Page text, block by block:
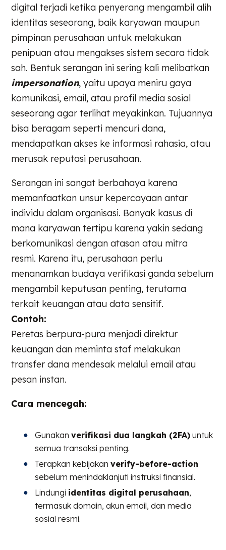
digital terjadi ketika penyerang mengambil alih
identitas seseorang, baik karyawan maupun
pimpinan perusahaan untuk melakukan
penipuan atau mengakses sistem secara tidak
sah. Bentuk serangan ini sering kali melibatkan
impersonation, yaitu upaya meniru gaya
komunikasi, email, atau profil media sosial
seseorang agar terlihat meyakinkan. Tujuannya
bisa beragam seperti mencuri dana,
mendapatkan akses ke informasi rahasia, atau
merusak reputasi perusahaan.
Serangan ini sangat berbahaya karena
memanfaatkan unsur kepercayaan antar
individu dalam organisasi. Banyak kasus di
mana karyawan tertipu karena yakin sedang
berkomunikasi dengan atasan atau mitra
resmi. Karena itu, perusahaan perlu
menanamkan budaya verifikasi ganda sebelum
mengambil keputusan penting, terutama
terkait keuangan atau data sensitif.
Contoh:
Peretas berpura-pura menjadi direktur
keuangan dan meminta staf melakukan
transfer dana mendesak melalui email atau
pesan instan.
Cara mencegah:
Gunakanverifikasi dua langkah (2FA) untuk
semua transaksi penting.
Terapkan kebijakanverify-before-action
sebelum menindaklanjuti instruksi finansial.
Lindungi identitas digital perusahaan,
termasuk domain, akun email, dan media
sosial resmi.